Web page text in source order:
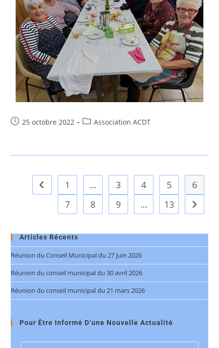
25 octobre 2022 Association ACDT
1 … 3 4 5
6
7
8 9 … 13
Articles Récents
Réunion du Conseil Municipal du 27 juin 2026
Réunion du conseil municipal du 30 avril 2026
Réunion du conseil municipal du 21 mars 2026
Pour Être Informé D’une Nouvelle Actualité